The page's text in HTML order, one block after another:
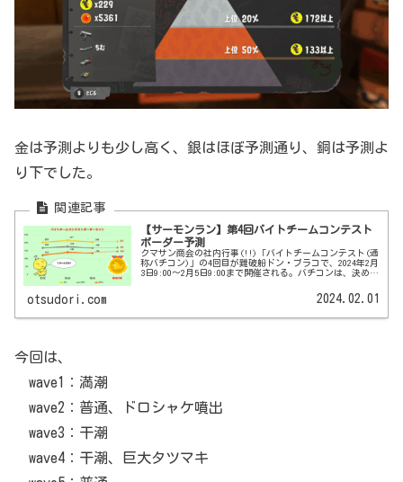
金は予測よりも少し高く、銀はほぼ予測通り、銅は予測よ
り下でした。
【サーモンラン】第4回バイトチームコンテスト
ボーダー予測
クマサン商会の社内行事(!!)「バイトチームコンテスト(通
称バチコン)」の4回目が難破船ドン・ブラコで、2024年2月
3日9:00～2月5日9:00まで開催される。バチコンは、決めら
otsudori.com 2024.02.01
今回は、
wave1：満潮
wave2：普通、ドロシャケ噴出
wave3：干潮
wave4：干潮、巨大タツマキ